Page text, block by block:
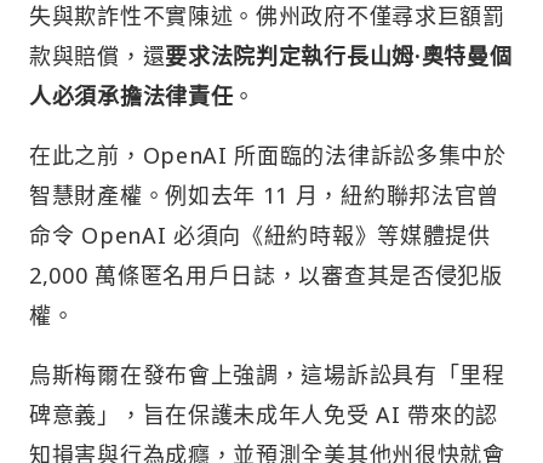
失與欺詐性不實陳述。佛州政府不僅尋求巨額罰
款與賠償，還要求法院判定執行長山姆·奧特曼個
人必須承擔法律責任 。
在此之前，OpenAI 所面臨的法律訴訟多集中於
智慧財產權。例如去年 11 月，紐約聯邦法官曾
命令 OpenAI 必須向《紐約時報》等媒體提供
2,000 萬條匿名用戶日誌，以審查其是否侵犯版
權。
烏斯梅爾在發布會上強調，這場訴訟具有「里程
碑意義」，旨在保護未成年人免受 AI 帶來的認
知損害與行為成癮，並預測全美其他州很快就會